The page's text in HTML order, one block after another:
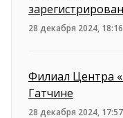
28 декабря 2024, 18:16
Филиал Центра
Гатчине
28 декабря 2024, 17:57